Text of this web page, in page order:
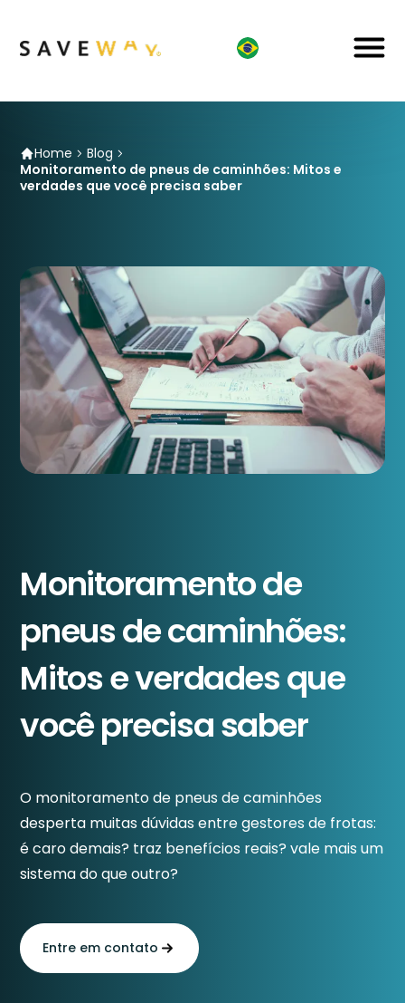
Home
Blog
Monitoramento de pneus de caminhões: Mitos e
verdades que você precisa saber
Monitoramento de
pneus de caminhões:
Mitos e verdades que
você precisa saber
O monitoramento de pneus de caminhões
desperta muitas dúvidas entre gestores de frotas:
é caro demais? traz benefícios reais? vale mais um
sistema do que outro?
Entre em contato